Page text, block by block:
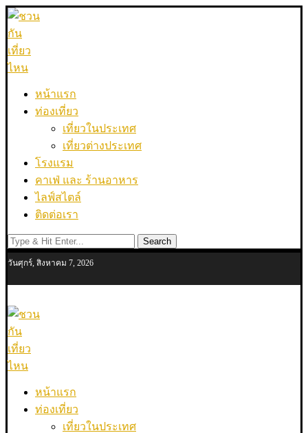
หน้าแรก
ท่องเที่ยว
เที่ยวในประเทศ
เที่ยวต่างประเทศ
โรงแรม
คาเฟ่ และ ร้านอาหาร
ไลฟ์สไตล์
ติดต่อเรา
Search
วันศุกร์, สิงหาคม 7, 2026
หน้าแรก
ท่องเที่ยว
เที่ยวในประเทศ